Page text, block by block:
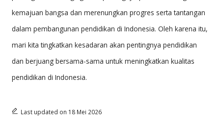
kemajuan bangsa dan merenungkan progres serta tantangan
dalam pembangunan pendidikan di Indonesia. Oleh karena itu,
mari kita tingkatkan kesadaran akan pentingnya pendidikan
dan berjuang bersama-sama untuk meningkatkan kualitas
pendidikan di Indonesia.
Last updated on 18 Mei 2026